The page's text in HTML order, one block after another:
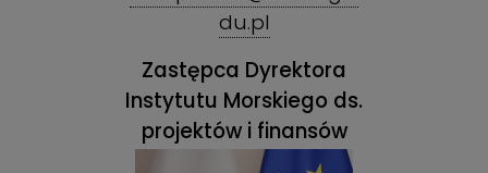
du.pl
Zastępca Dyrektora
Instytutu Morskiego ds.
projektów i finansów